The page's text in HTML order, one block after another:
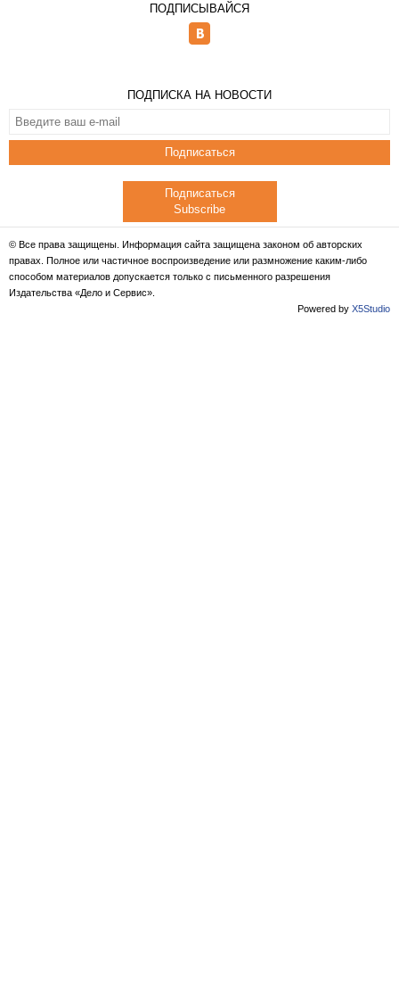
ПОДПИСЫВАЙСЯ
ПОДПИСКА НА НОВОСТИ
Подписаться
Подписаться
Subscribe
© Все права защищены. Информация сайта защищена законом об авторских
правах. Полное или частичное воспроизведение или размножение каким-либо
способом материалов допускается только с письменного разрешения
Издательства «Дело и Сервис».
Powered by X5Studio